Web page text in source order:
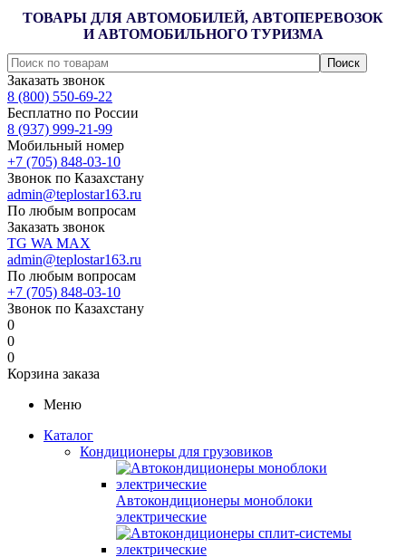
ТОВАРЫ ДЛЯ АВТОМОБИЛЕЙ, АВТОПЕРЕВОЗОК
И АВТОМОБИЛЬНОГО ТУРИЗМА
Заказать звонок
8 (800) 550-69-22
Бесплатно по России
8 (937) 999-21-99
Мобильный номер
+7 (705) 848-03-10
Звонок по Казахстану
admin@teplostar163.ru
По любым вопросам
Заказать звонок
TG WA MAX
admin@teplostar163.ru
По любым вопросам
+7 (705) 848-03-10
Звонок по Казахстану
0
0
0
Корзина заказа
Меню
Каталог
Кондиционеры для грузовиков
Автокондиционеры моноблоки
электрические